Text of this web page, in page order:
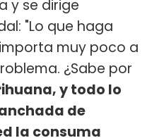
y se dirige
"Lo que haga
muy poco a
¿Sabe por
y todo lo
de
la consuma